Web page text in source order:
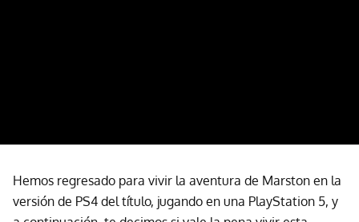
Hemos regresado para vivir la aventura de Marston en la
versión de PS4 del título, jugando en una PlayStation 5, y